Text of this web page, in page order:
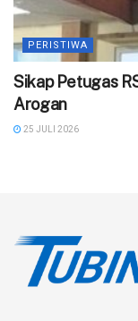
PERISTIWA
‎Sikap Petugas
Arogan
25 JULI 2026